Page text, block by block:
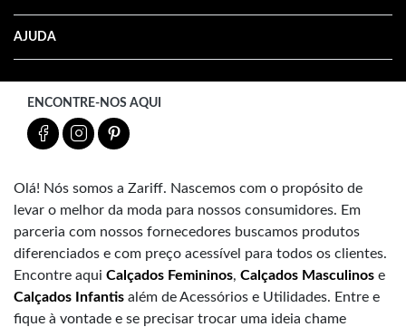
AJUDA
ENCONTRE-NOS AQUI
Olá! Nós somos a Zariff. Nascemos com o propósito de
levar o melhor da moda para nossos consumidores. Em
parceria com nossos fornecedores buscamos produtos
diferenciados e com preço acessível para todos os clientes.
Encontre aqui Calçados Femininos, Calçados Masculinos e
Calçados Infantis além de Acessórios e Utilidades. Entre e
fique à vontade e se precisar trocar uma ideia chame